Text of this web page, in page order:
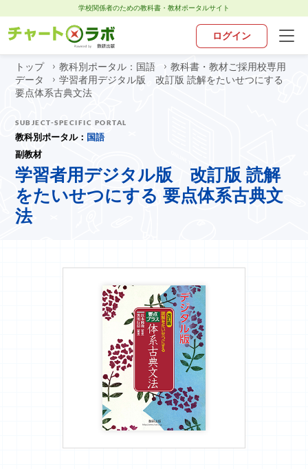
学校関係者のための教科書・教材ポータルサイト
トップ
お知らせ
教科別ポータル
新規会員登録
ログイン
ログイン
トップ 教科別ポータル：国語
教科書・教材ご採用校専用
データ
学習者用デジタル版 改訂版 読解をたいせつにする
要点体系古典文法
SUBJECT-SPECIFIC PORTAL
教科別ポータル： 国語
副教材
学習者用デジタル版 改訂版 読解
をたいせつにする 要点体系古典文
法